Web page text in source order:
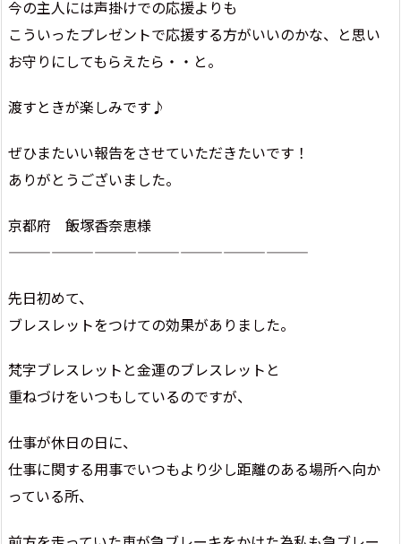
今の主人には声掛けでの応援よりも
こういったプレゼントで応援する方がいいのかな、と思い
お守りにしてもらえたら・・と。
渡すときが楽しみです♪
ぜひまたいい報告をさせていただきたいです！
ありがとうございました。
京都府 飯塚香奈恵様
—————————————————————
先日初めて、
ブレスレットをつけての効果がありました。
梵字ブレスレットと金運のブレスレットと
重ねづけをいつもしているのですが、
仕事が休日の日に、
仕事に関する用事でいつもより少し距離のある場所へ向か
っている所、